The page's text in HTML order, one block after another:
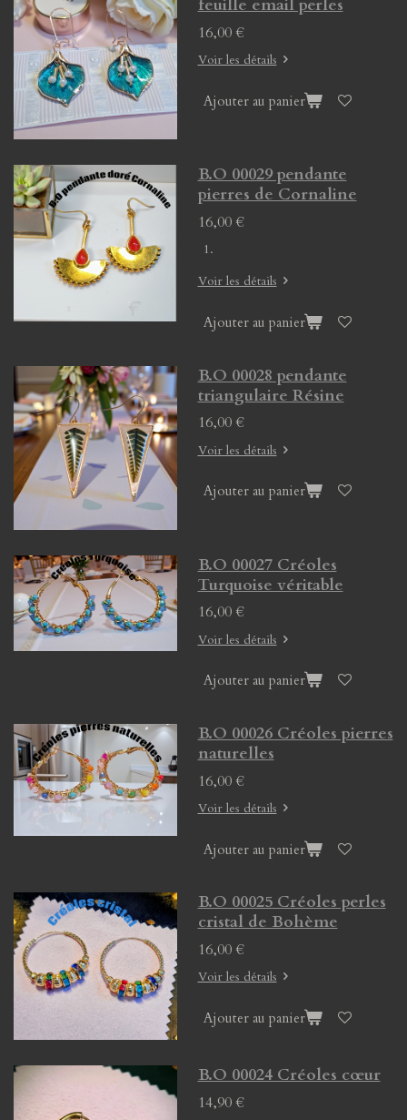
feuille email perles
16,00 €
Voir les détails
Ajouter au panier
B.O 00029 pendante
pierres de Cornaline
16,00 €
Voir les détails
Ajouter au panier
B.O 00028 pendante
triangulaire Résine
16,00 €
Voir les détails
Ajouter au panier
B.O 00027 Créoles
Turquoise véritable
16,00 €
Voir les détails
Ajouter au panier
B.O 00026 Créoles pierres
naturelles
16,00 €
Voir les détails
Ajouter au panier
B.O 00025 Créoles perles
cristal de Bohème
16,00 €
Voir les détails
Ajouter au panier
B.O 00024 Créoles cœur
14,90 €